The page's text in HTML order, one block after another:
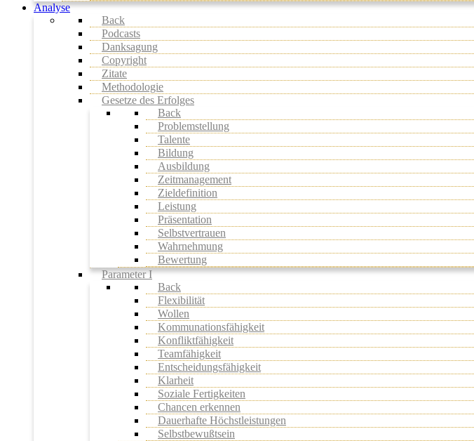
Analyse
Back
Podcasts
Danksagung
Copyright
Zitate
Methodologie
Gesetze des Erfolges
Back
Problemstellung
Talente
Bildung
Ausbildung
Zeitmanagement
Zieldefinition
Leistung
Präsentation
Selbstvertrauen
Wahrnehmung
Bewertung
Parameter I
Back
Flexibilität
Wollen
Kommunationsfähigkeit
Konfliktfähigkeit
Teamfähigkeit
Entscheidungsfähigkeit
Klarheit
Soziale Fertigkeiten
Chancen erkennen
Dauerhafte Höchstleistungen
Selbstbewußtsein